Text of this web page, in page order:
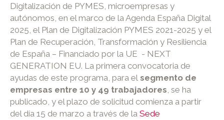
Digitalización de PYMES, microempresas y
autónomos, en el marco de la Agenda España Digital
2025, el Plan de Digitalización PYMES 2021-2025 y el
Plan de Recuperación, Transformación y Resiliencia
de España – Financiado por la UE - NEXT
GENERATION EU. La primera convocatoria de
ayudas de este programa, para el segmento de
empresas entre 10 y 49 trabajadores, se ha
publicado, y el plazo de solicitud comienza a partir
del día 15 de marzo a través de la Sede